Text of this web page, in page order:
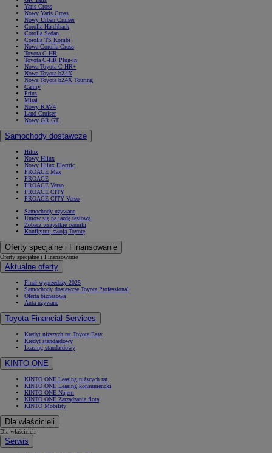
Yaris Cross
Nowy Yaris Cross
Nowy Urban Cruiser
Corolla Hatchback
Corolla Sedan
Corolla TS Kombi
Nowa Corolla Cross
Toyota C-HR
Toyota C-HR Plug-in
Nowa Toyota C-HR+
Nowa Toyota bZ4X
Nowa Toyota bZ4X Touring
Camry
Prius
Mirai
Nowy RAV4
Land Cruiser
Nowy GR GT
Samochody dostawcze
Hilux
Nowy Hilux
Nowy Hilux Electric
PROACE Max
PROACE
PROACE Verso
PROACE CITY
PROACE CITY Verso
Samochody używane
Umów się na jazdę testową
Zobacz wszystkie cenniki
Konfiguruj swoją Toyotę
Oferty specjalne i Finansowanie
Oferty specjalne i Finansowanie
Aktualne oferty
Finał wyprzedaży 2025
Samochody dostawcze Toyota Professional
Oferta biznesowa
Auta używane
Toyota Financial Services
Kredyt niższych rat Toyota Easy
Kredyt standardowy
Leasing standardowy
KINTO ONE
KINTO ONE Leasing niższych rat
KINTO ONE Leasing konsumencki
KINTO ONE Najem
KINTO ONE Zarządzanie flotą
KINTO Mobility
Dla właścicieli
Dla właścicieli
Serwis